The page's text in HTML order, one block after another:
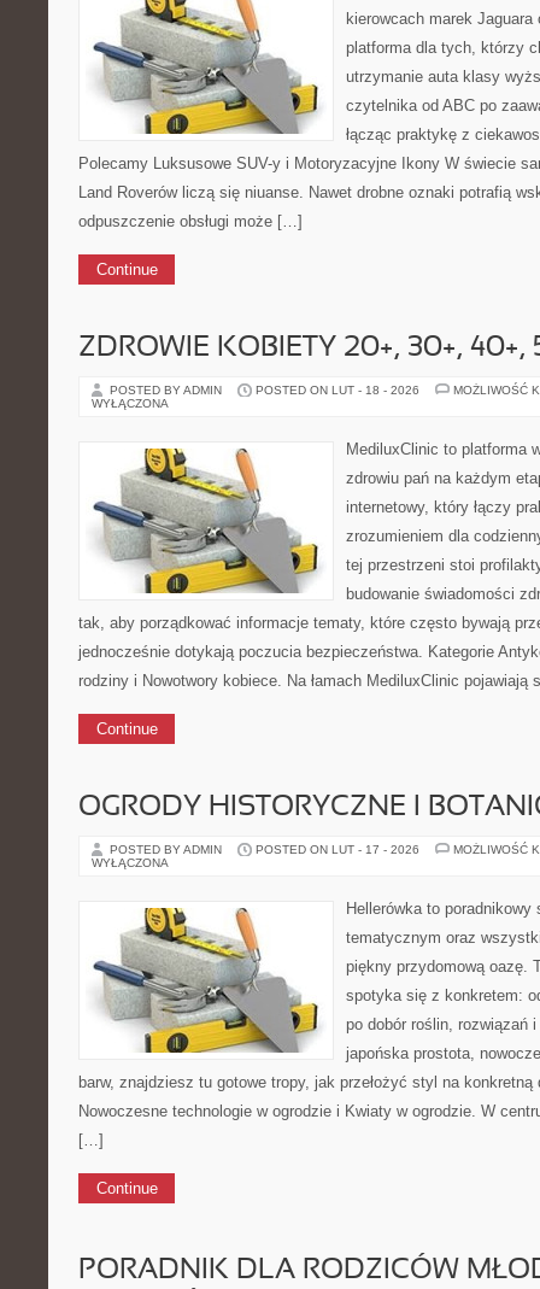
kierowcach marek Jaguara
platforma dla tych, którzy
utrzymanie auta klasy
czytelnika od ABC po
łącząc praktykę z
Polecamy Luksusowe SUV-y i Motoryzacyjne Ikony W świecie
Land Roverów liczą się niuanse. Nawet drobne oznaki potrafią
odpuszczenie obsługi może […]
Continue
ZDROWIE KOBIETY 20+, 30+, 40+,
POSTED BY ADMIN POSTED ON LUT - 18 - 2026
MOŻLIWOŚĆ
WYŁĄCZONA
MediluxClinic to platforma
zdrowiu pań na każdym
internetowy, który łączy
zrozumieniem dla
tej przestrzeni stoi
budowanie świadomości
tak, aby porządkować informacje tematy, które często bywają
jednocześnie dotykają poczucia bezpieczeństwa. Kategorie
rodziny i Nowotwory kobiece. Na łamach MediluxClinic pojawiają
Continue
OGRODY HISTORYCZNE I
POSTED BY ADMIN POSTED ON LUT - 17 - 2026
MOŻLIWOŚĆ
WYŁĄCZONA
Hellerówka to
tematycznym oraz
piękny przydomową oazę.
spotyka się z konkretem:
po dobór roślin, rozwiązań
japońska prostota,
barw, znajdziesz tu gotowe tropy, jak przełożyć styl na konkretną
Nowoczesne technologie w ogrodzie i Kwiaty w ogrodzie. W
[…]
Continue
PORADNIK DLA RODZICÓW